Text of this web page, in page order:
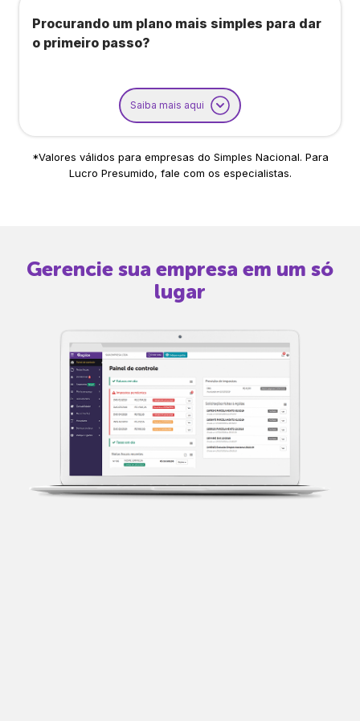
Procurando um plano mais simples para dar
o primeiro passo?
Saiba mais aqui
*Valores válidos para empresas do Simples Nacional. Para
Lucro Presumido, fale com os especialistas.
Gerencie sua empresa em um só
lugar